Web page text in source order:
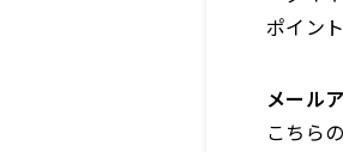
ポイン
メール
こちらの